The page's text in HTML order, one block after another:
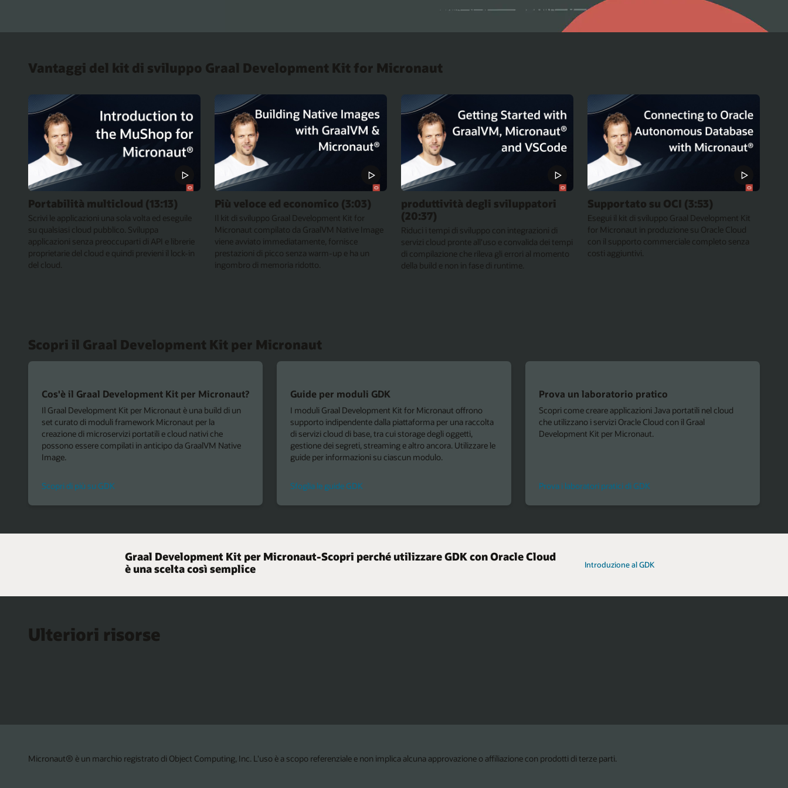
Vantaggi del kit di sviluppo Graal Development Kit for Micronaut
Portabilità multicloud (13:13)
Scrivi le applicazioni una sola volta ed eseguile
su qualsiasi cloud pubblico. Sviluppa
applicazioni senza preoccuparti di API e librerie
proprietarie del cloud e quindi previeni il lock-in
del cloud.
Più veloce ed economico (3:03)
Il kit di sviluppo Graal Development Kit for
Micronaut compilato da GraalVM Native Image
viene avviato immediatamente, fornisce
prestazioni di picco senza warm-up e ha un
ingombro di memoria ridotto.
produttività degli sviluppatori
(20:37)
Riduci i tempi di sviluppo con integrazioni di
servizi cloud pronte all'uso e convalida dei tempi
di compilazione che rileva gli errori al momento
della build e non in fase di runtime.
Supportato su OCI (3:53)
Esegui il kit di sviluppo Graal Development Kit
for Micronaut in produzione su Oracle Cloud
con il supporto commerciale completo senza
costi aggiuntivi.
Scopri il Graal Development Kit per Micronaut
Cos'è il Graal Development Kit per Micronaut?
Il Graal Development Kit per Micronaut è una build di un
set curato di moduli framework Micronaut per la
creazione di microservizi portatili e cloud nativi che
possono essere compilati in anticipo da GraalVM Native
Image.
Scopri di più su GDK
Guide per moduli GDK
I moduli Graal Development Kit for Micronaut offrono
supporto indipendente dalla piattaforma per una raccolta
di servizi cloud di base, tra cui storage degli oggetti,
gestione dei segreti, streaming e altro ancora. Utilizzare le
guide per informazioni su ciascun modulo.
Sfoglia le guide GDK
Prova un laboratorio pratico
Scopri come creare applicazioni Java portatili nel cloud
che utilizzano i servizi Oracle Cloud con il Graal
Development Kit per Micronaut.
Prova i laboratori pratici di GDK
Graal Development Kit per Micronaut-Scopri perché utilizzare GDK con Oracle Cloud
è una scelta così semplice
Introduzione al GDK
Ulteriori risorse
Micronaut® è un marchio registrato di Object Computing, Inc. L'uso è a scopo referenziale e non implica alcuna approvazione o affiliazione con prodotti di terze parti.